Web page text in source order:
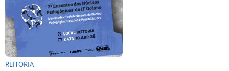
REITORIA